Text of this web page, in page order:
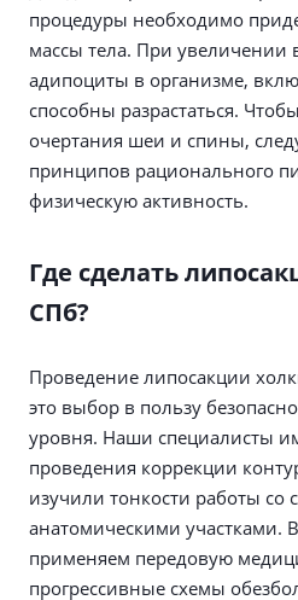
процедуры необходимо
массы тела. При увеличении
адипоциты в организме,
способны разрастаться.
очертания шеи и спины,
принципов рационального
физическую активность.
Где сделать
СПб?
Проведение липосакции
это выбор в пользу
уровня. Наши специалисты
проведения коррекции
изучили тонкости работы
анатомическими участками.
применяем передовую
прогрессивные схемы